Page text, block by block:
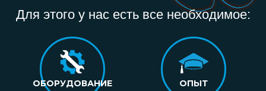
Для этого у нас есть все необходимое:
ОБОРУДОВАНИЕ ОПЫТ